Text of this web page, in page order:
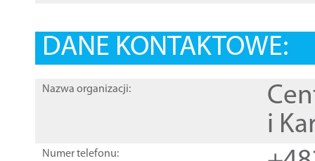
DANE KONTAKTOWE:
Nazwa organizacji:
i
Numer telefonu: